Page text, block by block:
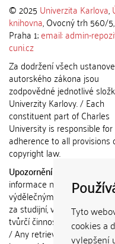
Tyto
cookies a
vylepšení
© 2025 Univerzita Karlova,
knihovna, Ovocný trh 560/
Praha 1;email: admin-
cuni.cz
Za dodržení všech
autorského zákona jsou
zodpovědné jednotlivé
Univerzity Karlovy. / Each
constituent part of Charles
University is responsible for
adherence to all provisions
copyright law.
Upozornění / Notice:
informace nemohou být
výdělečným účelům nebo
za studijní, vědeckou nebo
tvůrčí činnost jiné osoby
/ Any retrieved information